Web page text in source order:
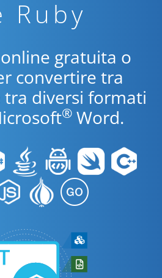
Ruby
online gratuita o
convertire tra
tra diversi formati
® Word.